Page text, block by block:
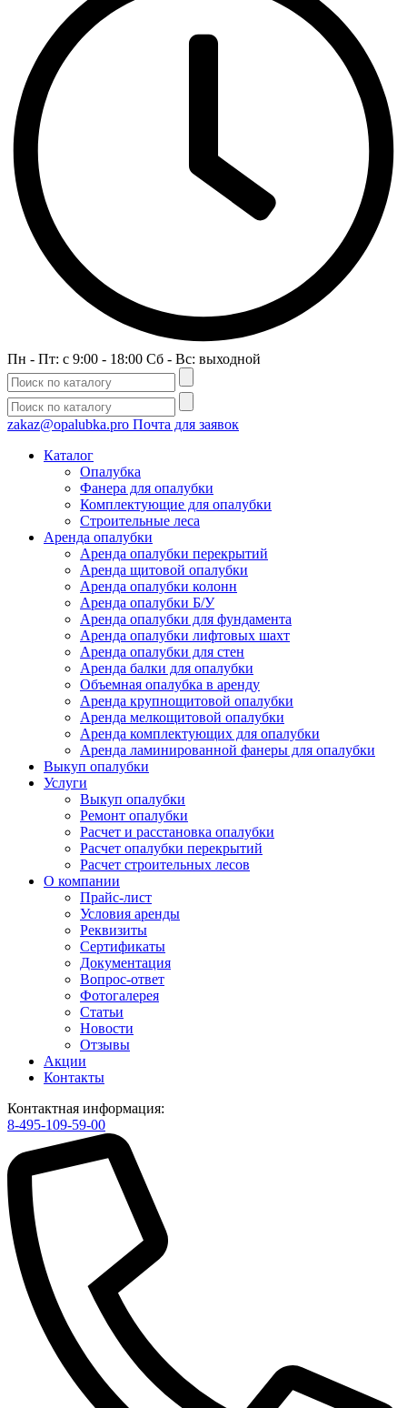
Пн - Пт: c 9:00 - 18:00 Сб - Вс: выходной
zakaz@opalubka.pro Почта для заявок
Каталог
Опалубка
Фанера для опалубки
Комплектующие для опалубки
Строительные леса
Аренда опалубки
Аренда опалубки перекрытий
Аренда щитовой опалубки
Аренда опалубки колонн
Аренда опалубки Б/У
Аренда опалубки для фундамента
Аренда опалубки лифтовых шахт
Аренда опалубки для стен
Аренда балки для опалубки
Объемная опалубка в аренду
Аренда крупнощитовой опалубки
Аренда мелкощитовой опалубки
Аренда комплектующих для опалубки
Аренда ламинированной фанеры для опалубки
Выкуп опалубки
Услуги
Выкуп опалубки
Ремонт опалубки
Расчет и расстановка опалубки
Расчет опалубки перекрытий
Расчет строительных лесов
О компании
Прайс-лист
Условия аренды
Реквизиты
Сертификаты
Документация
Вопрос-ответ
Фотогалерея
Статьи
Новости
Отзывы
Акции
Контакты
Контактная информация:
8-495-109-59-00